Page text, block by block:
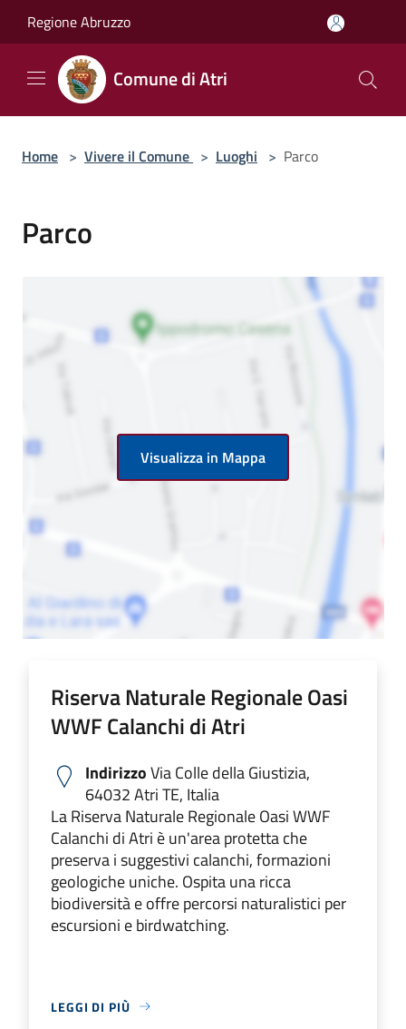
Regione Abruzzo
Comune di Atri
Home > Vivere il Comune > Luoghi > Parco
Parco
Visualizza in Mappa
Riserva Naturale Regionale Oasi
WWF Calanchi di Atri
IndirizzoVia Colle della Giustizia,
64032 Atri TE, Italia
La Riserva Naturale Regionale Oasi WWF
Calanchi di Atri è un'area protetta che
preserva i suggestivi calanchi, formazioni
geologiche uniche. Ospita una ricca
biodiversità e offre percorsi naturalistici per
escursioni e birdwatching.
LEGGI DI PIÙ